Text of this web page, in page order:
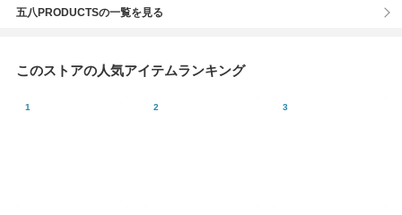
五八PRODUCTSの一覧を見る
このストアの人気アイテムランキング